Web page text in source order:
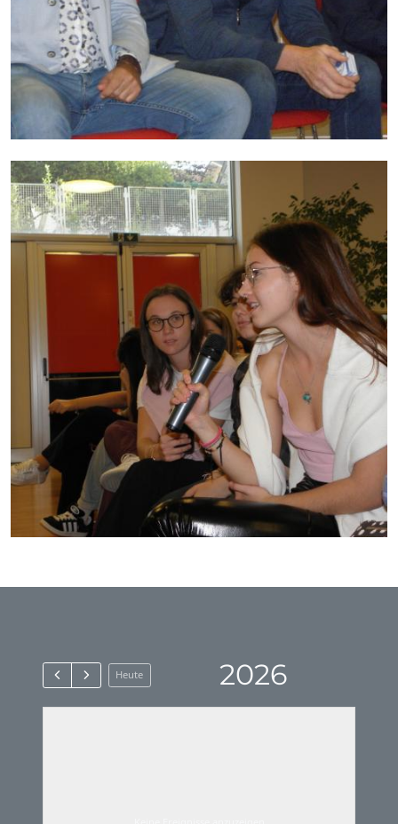
Heute 2026